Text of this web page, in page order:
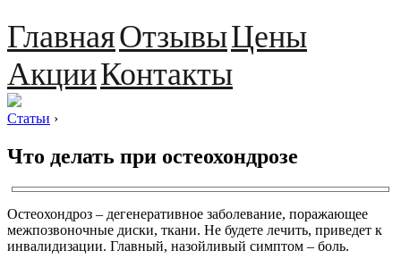
ГлавнаяОтзывыЦены
АкцииКонтакты
Статьи ›
Что делать при остеохондрозе
Остеохондроз – дегенеративное заболевание, поражающее
межпозвоночные диски, ткани. Не будете лечить, приведет к
инвалидизации. Главный, назойливый симптом – боль.